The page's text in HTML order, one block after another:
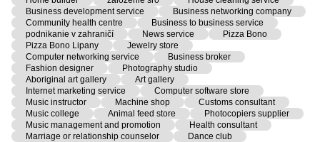
Business development service
Business networking company
Community health centre
Business to business service
podnikanie v zahraničí
News service
Pizza Bono
Pizza Bono Lipany
Jewelry store
Computer networking service
Business broker
Fashion designer
Photography studio
Aboriginal art gallery
Art gallery
Internet marketing service
Computer software store
Music instructor
Machine shop
Customs consultant
Music college
Animal feed store
Photocopiers supplier
Music management and promotion
Health consultant
Marriage or relationship counselor
Dance club